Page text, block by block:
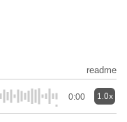
readme
0:00 1.0x